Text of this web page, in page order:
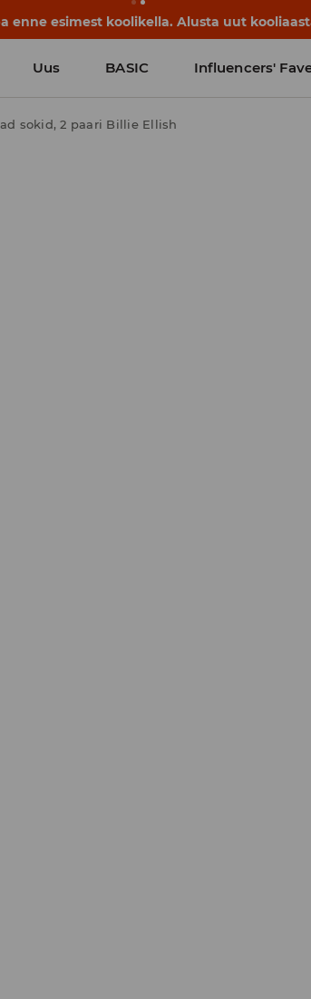
enne esimest koolikella. Alusta uut
Uus BASIC Influencers'
sokid, 2 paari Billie Ellish